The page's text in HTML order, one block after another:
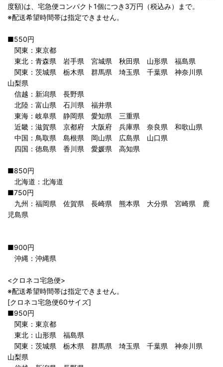
度額)は、宅急便コンパクト1個につき3万円（税込み）まで。
※配送希望時間帯は指定できません。
■550円
関東：東京都
東北：青森県 岩手県 宮城県 秋田県 山形県 福島県
関東：茨城県 栃木県 群馬県 埼玉県 千葉県 神奈川県
山梨県
信越：新潟県 長野県
北陸：富山県 石川県 福井県
東海：岐阜県 静岡県 愛知県 三重県
近畿：滋賀県 京都府 大阪府 兵庫県 奈良県 和歌山県
中国：鳥取県 島根県 岡山県 広島県 山口県
四国：徳島県 香川県 愛媛県 高知県
■850円
北海道：北海道
■750円
九州：福岡県 佐賀県 長崎県 熊本県 大分県 宮崎県 鹿
児島県
■900円
沖縄：沖縄県
<クロネコ宅急便>
※配送希望時間帯は指定できません。
[クロネコ宅急便60サイズ]
■950円
関東：東京都
東北：山形県 福島県
関東：茨城県 栃木県 群馬県 埼玉県 千葉県 神奈川県
山梨県